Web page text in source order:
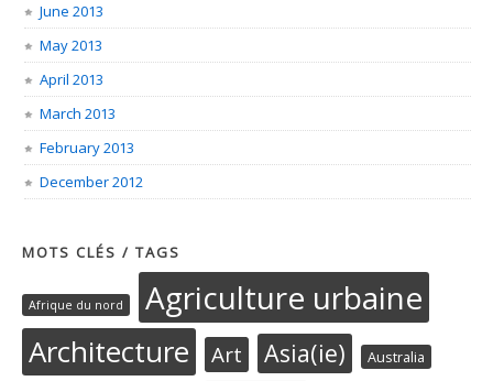
June 2013
May 2013
April 2013
March 2013
February 2013
December 2012
MOTS CLÉS / TAGS
Afrique du nord Agriculture urbaine
Architecture Art Asia(ie) Australia